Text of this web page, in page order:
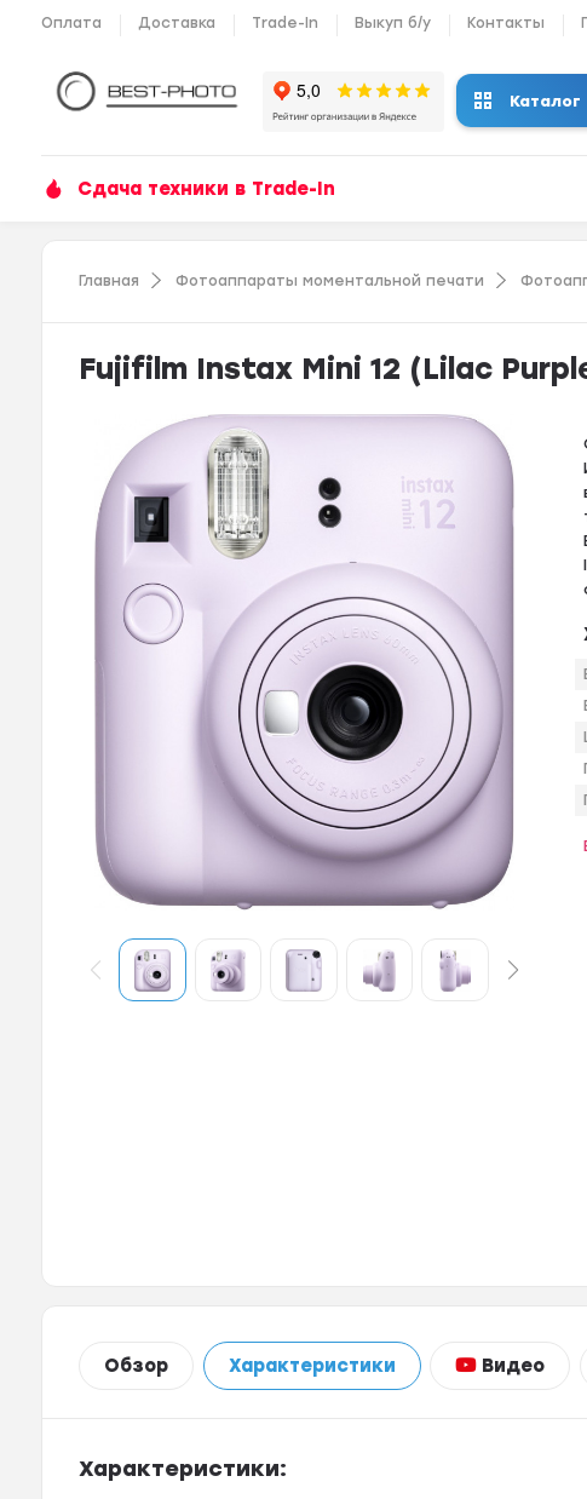
Оплата Доставка Trade-In Выкуп б/у Контакты
Каталог
Сдача техники в Trade-In
Главная Фотоаппараты моментальной печати
Fujifilm Instax Mini 12 (Lilac
Обзор Характеристики Видео
Характеристики: